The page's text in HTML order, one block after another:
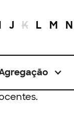
J K L M N